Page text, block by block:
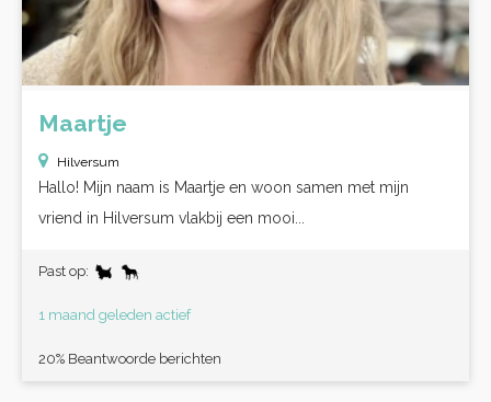
Maartje
Hilversum
Hallo! Mijn naam is Maartje en woon samen met mijn
vriend in Hilversum vlakbij een mooi...
Past op:
1 maand geleden actief
20% Beantwoorde berichten